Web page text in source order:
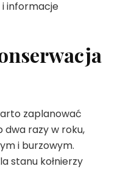
i informacje
zaplanować
razy w roku,
i burzowym.
stanu kołnierzy